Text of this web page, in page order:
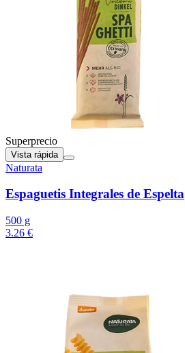
Superprecio
Vista rápida
Naturata
Espaguetis Integrales de Espelta
500 g
3.26 €